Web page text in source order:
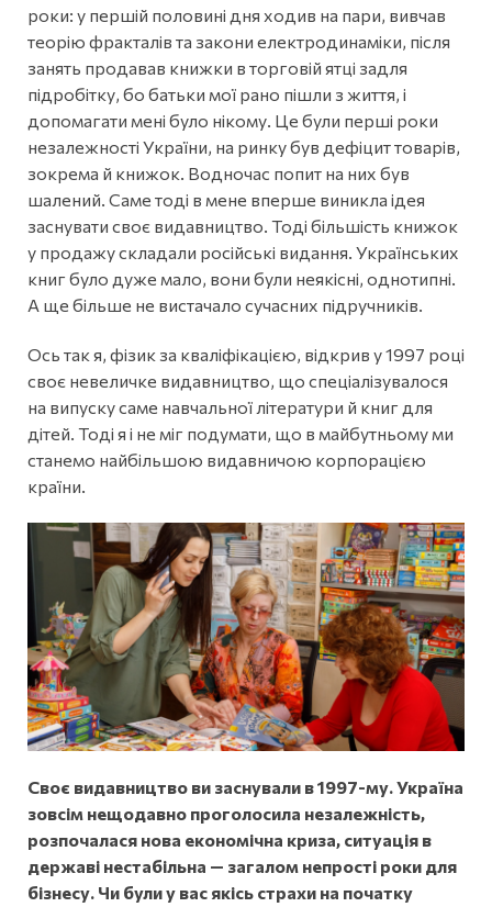
роки: у першій половині дня ходив на пари, вивчав
теорію фракталів та закони електродинаміки, після
занять продавав книжки в торговій ятці задля
підробітку, бо батьки мої рано пішли з життя, і
допомагати мені було нікому. Це були перші роки
незалежності України, на ринку був дефіцит товарів,
зокрема й книжок. Водночас попит на них був
шалений. Саме тоді в мене вперше виникла ідея
заснувати своє видавництво. Тоді більшість книжок
у продажу складали російські видання. Українських
книг було дуже мало, вони були неякісні, однотипні.
А ще більше не вистачало сучасних підручників.
Ось так я, фізик за кваліфікацією, відкрив у 1997 році
своє невеличке видавництво, що спеціалізувалося
на випуску саме навчальної літератури й книг для
дітей. Тоді я і не міг подумати, що в майбутньому ми
станемо найбільшою видавничою корпорацією
країни.
Своє видавництво ви заснували в 1997-му. Україна
зовсім нещодавно проголосила незалежність,
розпочалася нова економічна криза, ситуація в
державі нестабільна — загалом непрості роки для
бізнесу. Чи були у вас якісь страхи на початку